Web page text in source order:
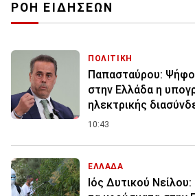
ΡΟΗ ΕΙΔΗΣΕΩΝ
ΠΟΛΙΤΙΚΗ
Παπασταύρου:
στην Ελλάδα η
ηλεκτρικής
10:43
ΕΛΛΑΔΑ
Ιός Δυτικού